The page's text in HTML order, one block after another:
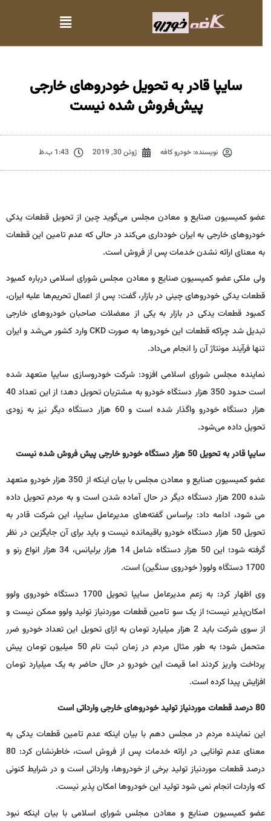
سایپا قادر به تحویل خودروهای خارجی
پیش‌فروش شده نیست
نویسنده:خودرو کافه ژوئن 30, 2019 1:43 ب.ظ
عضو کمیسیون صنایع و معادن مجلس می‌گوید چین از تحویل قطعات یدکی
خودروهای خارجی به ایران خودداری می‌کند در حالی که عدم تامین این قطعات
به معنای ارائه نشدن خدمات پس از فروش است.
ولی ملکی عضو کمیسیون صنایع و معادن مجلس شورای اسلامی درباره کمبود
قطعات یدکی خودروهای چینی در بازار، گفت: پس از اعمال تحریم‌ها علیه ایران،
کمبود قطعات یدکی در بازار به یکی از معضلات صاحبان خودروهای خارجی
تبدیل شد چراکه قطعات این خودروها به صورت CKD وارد کشور می‌شد و ایران
تنها فرآیند مونتاژ آن را انجام می‌داد.
نماینده مجلس شورای اسلامی افزود: شرکت خودروسازی سایپا متعهد شده
است حدود 350 هزار دستگاه خودرو به مشتریان تحویل دهد؛ از این تعداد 40
هزار دستگاه خودرو واگذار شده است و 60 هزار دستگاه دیگر نیز به زودی
تحویل داده می‌شود.
سایپا قادر به تحویل 50 هزار دستگاه خودرو خارجی پیش فروش شده نیست
عضو کمیسیون صنایع و معادن مجلس با بیان اینکه از 350 هزار خودرو متعهد
شده 200 هزار دستگاه دیگر در حال آماده شدن است و به مردم تحویل داده
می شود، ادامه داد: براساس گفته‌های مدیرعامل سایپا، این شرکت قادر به
تحویل 50 هزار دستگاه خودرو باقیمانده نیست و باید برای آن جایگزین در نظر
گرفته شود؛ این 50 هزار دستگاه شامل 14 هزار برلیانس، 34 هزار انواع رنو و
1700 دستگاه ولوو( خودروی سنگین) است.
وی اظهار کرد: به زعم مدیرعامل سایپا تحویل 1700 دستگاه خودروی ولوو
امکان‌پذیر نیست؛ از یک سو تامین قطعات موردنیاز تولید ولوو ممکن نیست و
از سوی شرکت باید 2 هزار میلیارد تومان به ازای تحویل این تعداد خودرو ضرر
متحمل شود؛ به طور مثال مردم در زمان ثبت نام 50 میلیون تومان پیش
پرداخت واریز کردند اما قیمت این خودرو در حال حاضر به یک میلیارد تومان
افزایش پیدا کرده است.
80 درصد قطعات موردنیاز تولید خودروهای خارجی وارداتی است
این نماینده مردم در مجلس دهم با بیان اینکه عدم تامین قطعات یدکی به
معنای عدم توانایی در ارائه خدمات پس از فروش است، خاطرنشان کرد: 80
درصد قطعات موردنیاز تولید برخی از خودروها، وارداتی است و در شرایط کنونی
که واردات انجام نمی شود تولید این خودروها امکان پذیر نیست.
عضو کمیسیون صنایع و معادن مجلس شورای اسلامی با بیان اینکه نبود